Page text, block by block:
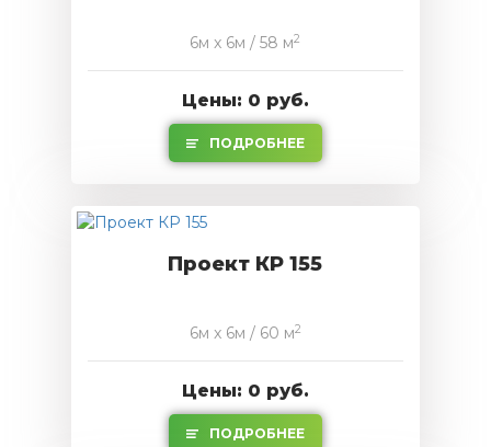
6м x 6м / 58 м2
Цены: 0 руб.
ПОДРОБНЕЕ
Проект КР 155
6м x 6м / 60 м2
Цены: 0 руб.
ПОДРОБНЕЕ